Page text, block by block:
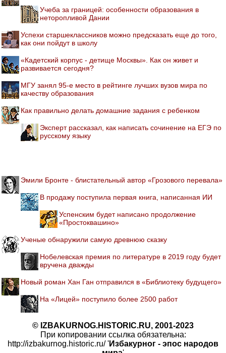
Учеба за границей: особенности образования в
неторопливой Дании
Успехи старшеклассников можно предсказать еще до того,
как они пойдут в школу
«Кадетский корпус - детище Москвы». Как он живет и
развивается сегодня?
МГУ занял 95-е место в рейтинге лучших вузов мира по
качеству образования
Как правильно делать домашние задания с ребенком
Эксперт рассказал, как написать сочинение на ЕГЭ по
русскому языку
Эмили Бронте - блистательный автор «Грозового перевала»
В продажу поступила первая книга, написанная ИИ
Успенским будет написано продолжение
«Простоквашино»
Ученые обнаружили самую древнюю сказку
Нобелевская премия по литературе в 2019 году будет
вручена дважды
Новый роман Хан Ган отправился в «Библиотеку будущего»
На «Лицей» поступило более 2500 работ
© IZBAKURNOG.HISTORIC.RU, 2001-2023
При копировании ссылка обязательна:
http://izbakurnog.historic.ru/ 'Избакурног - эпос народов